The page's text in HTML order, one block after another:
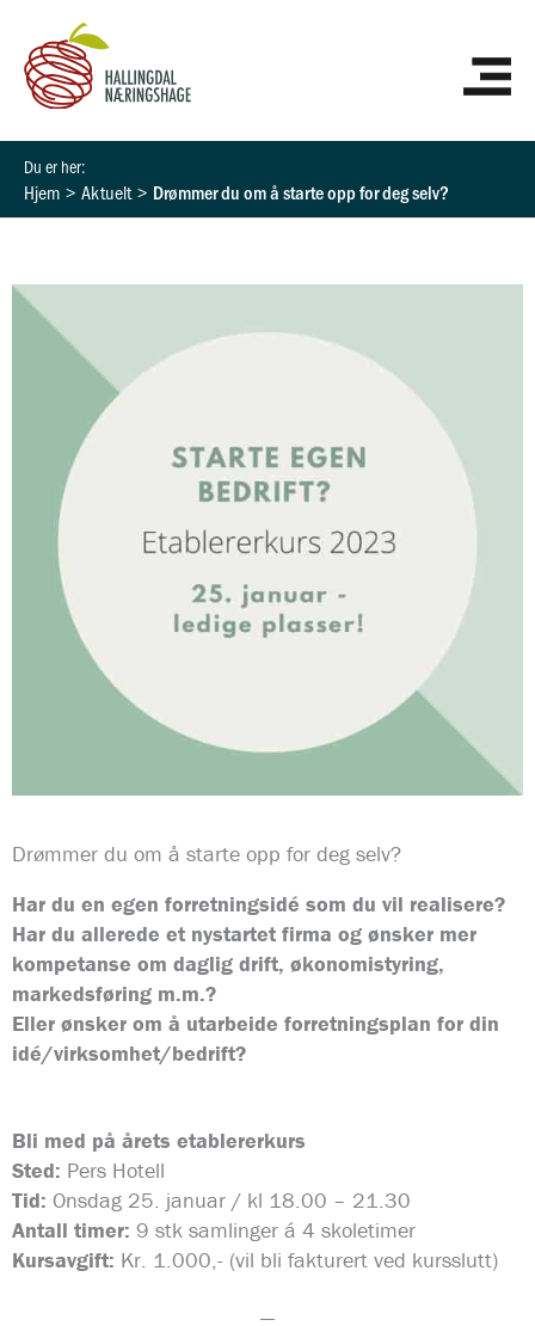
innholdet
Hjem Aktuelt Drømmer du om å starte opp for deg selv?
Drømmer du om å starte opp for deg selv?
Har du en egen forretningsidé som du vil realisere?
Har du allerede et nystartet firma og ønsker mer
kompetanse om daglig drift, økonomistyring,
markedsføring m.m.?
Eller ønsker om å utarbeide forretningsplan for din
idé/virksomhet/bedrift?
Bli med på årets etablererkurs
Sted: Pers Hotell
Tid: Onsdag 25. januar / kl 18.00 – 21.30
Antall timer: 9 stk samlinger á 4 skoletimer
Kursavgift: Kr. 1.000,- (vil bli fakturert ved kursslutt)
—